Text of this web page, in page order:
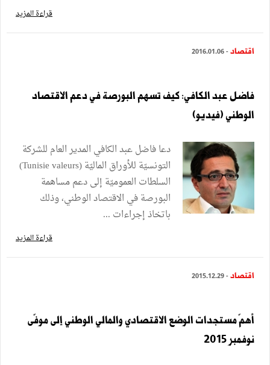
قراءة المزيد
اقتصاد - 2016.01.06
فاضل عبد الكافي: كيف تسهم البورصة في دعم الاقتصاد
الوطني (فيديو)
دعا فاضل عبد الكافي المدير العام للشركة
التونسيّة للأوراق الماليّة (Tunisie valeurs)
السلطات العموميّة إلى دعم مساهمة
البورصة في الاقتصاد الوطني، وذلك
باتخاذ إجراءات ...
قراءة المزيد
اقتصاد - 2015.12.29
أهمّ مستجدات الوضع الاقتصادي والمالي الوطني إلى موفّى
نوفمبر 2015